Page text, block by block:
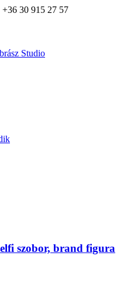
+36 30 915 27 57
szobor, brand figura